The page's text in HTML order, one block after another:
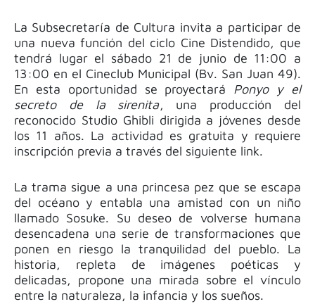
La Subsecretaría de Cultura invita a participar de
una nueva función del ciclo Cine Distendido, que
tendrá lugar el sábado 21 de junio de 11:00 a
13:00 en el Cineclub Municipal (Bv. San Juan 49).
En esta oportunidad se proyectará Ponyo y el
secreto de la sirenita, una producción del
reconocido Studio Ghibli dirigida a jóvenes desde
los 11 años. La actividad es gratuita y requiere
inscripción previa a través del siguiente link.
La trama sigue a una princesa pez que se escapa
del océano y entabla una amistad con un niño
llamado Sosuke. Su deseo de volverse humana
desencadena una serie de transformaciones que
ponen en riesgo la tranquilidad del pueblo. La
historia, repleta de imágenes poéticas y
delicadas, propone una mirada sobre el vínculo
entre la naturaleza, la infancia y los sueños.